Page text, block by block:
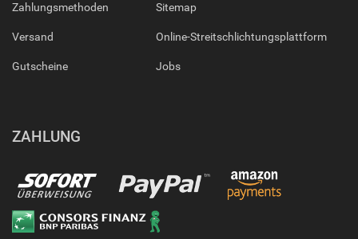
Zahlungsmethoden
Versand
Gutscheine
Sitemap
Online-Streitschlichtungsplattform
Jobs
ZAHLUNG